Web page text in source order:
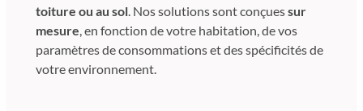
toiture ou au sol . Nos solutions sont conçuessur
mesure , en fonction de votre habitation, de vos
paramètres de consommations et des spécificités de
votre environnement.